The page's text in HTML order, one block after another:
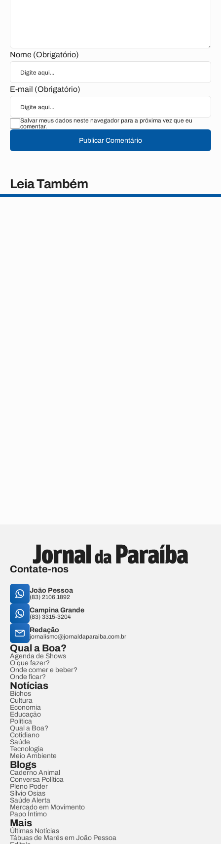
Nome (Obrigatório)
E-mail (Obrigatório)
Salvar meus dados neste navegador para a próxima vez que eu
comentar.
Publicar Comentário
Leia Também
Contate-nos
João Pessoa
(83) 2106.1892
Campina Grande
(83) 3315-3204
Redação
jornalismo@jornaldaparaiba.com.br
Qual a Boa?
Agenda de Shows
O que fazer?
Onde comer e beber?
Onde ficar?
Notícias
Bichos
Cultura
Economia
Educação
Política
Qual a Boa?
Cotidiano
Saúde
Tecnologia
Meio Ambiente
Blogs
Caderno Animal
Conversa Política
Pleno Poder
Sílvio Osias
Saúde Alerta
Mercado em Movimento
Papo Íntimo
Mais
Últimas Notícias
Tábuas de Marés em João Pessoa